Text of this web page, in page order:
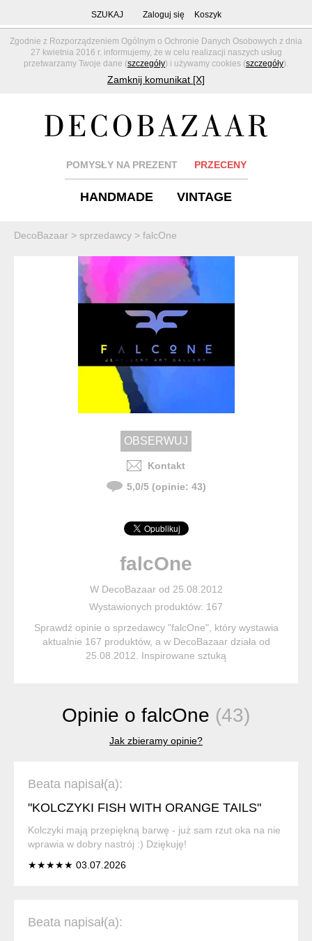
Zgodnie z Rozporządzeniem Ogólnym o Ochronie Danych Osobowych z dnia
27 kwietnia 2016 r. informujemy, że w celu realizacji naszych usług
przetwarzamy Twoje dane (szczegóły) i używamy cookies (szczegóły).
Zamknij komunikat [X]
SZUKAJ Zaloguj się Koszyk
POMYSŁY NA PREZENT PRZECENY
HANDMADE VINTAGE
DecoBazaar > sprzedawcy > falcOne
Kontakt
5,0/5(opinie: 43)
falcOne
W DecoBazaar od 25.08.2012
Wystawionych produktów: 167
Sprawdź opinie o sprzedawcy "falcOne", który wystawia
aktualnie 167 produktów, a w DecoBazaar działa od
25.08.2012. Inspirowane sztuką
Opinie o falcOne (43)
Jak zbieramy opinie?
Beata napisał(a):
"KOLCZYKI FISH WITH ORANGE TAILS"
Kolczyki mają przepiękną barwę - już sam rzut oka na nie
wprawia w dobry nastrój :) Dziękuję!
★★★★★ 03.07.2026
Beata napisał(a):